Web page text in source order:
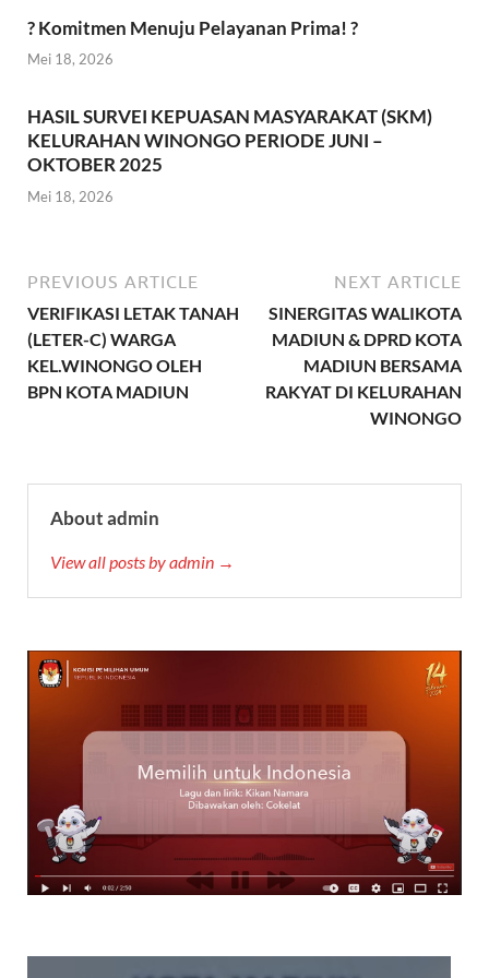
? Komitmen Menuju Pelayanan Prima! ?
Mei 18, 2026
HASIL SURVEI KEPUASAN MASYARAKAT (SKM)
KELURAHAN WINONGO PERIODE JUNI –
OKTOBER 2025
Mei 18, 2026
PREVIOUS ARTICLE
VERIFIKASI LETAK TANAH
(LETER-C) WARGA
KEL.WINONGO OLEH
BPN KOTA MADIUN
NEXT ARTICLE
SINERGITAS WALIKOTA
MADIUN & DPRD KOTA
MADIUN BERSAMA
RAKYAT DI KELURAHAN
WINONGO
About admin
View all posts by admin →